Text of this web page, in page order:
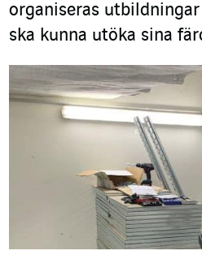
organiseras
ska kunna utöka sina